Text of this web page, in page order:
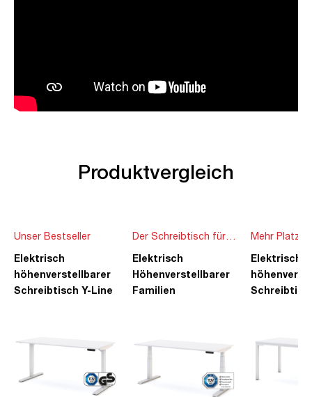
Produktvergleich
Unser Bestseller
Elektrisch
höhenverstellbarer
Schreibtisch Y-Line
Der Schreibtisch für
die ganze Familie
Elektrisch
Höhenverstellbarer
Familien
Mehr Platz
Ideen
Elektrisch